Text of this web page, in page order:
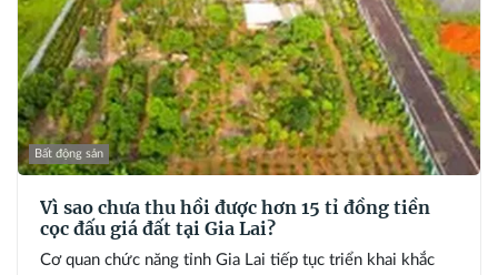
Bất động sản
Vì sao chưa thu hồi được hơn 15 tỉ đồng tiền
cọc đấu giá đất tại Gia Lai?
Cơ quan chức năng tỉnh Gia Lai tiếp tục triển khai khắc